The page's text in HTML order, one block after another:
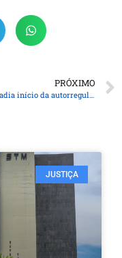
PRÓXIMO
Receita adia início da autorregularização de dívidas
JUSTIÇA